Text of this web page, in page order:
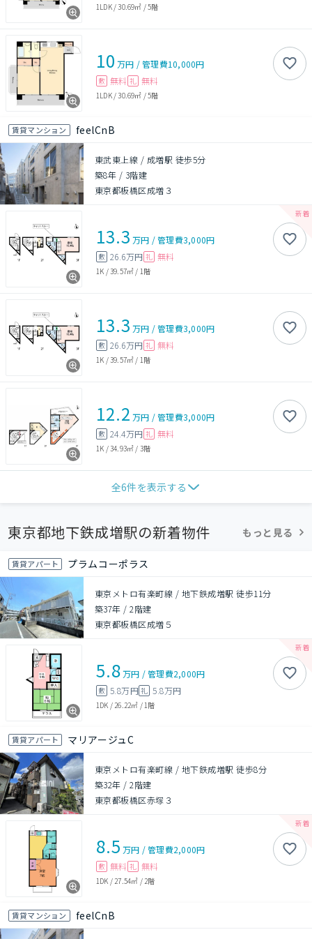
1LDK/30.69㎡ /5階
10 万円 /管理費10,000円
敷 無料 礼 無料
1LDK/30.69㎡ /5階
賃貸マンション feelCnB
東武東上線 / 成増駅 徒歩5分
築8年 / 3階建
東京都板橋区成増３
13.3 万円 /管理費3,000円
敷 26.6万円 礼 無料
1K /39.57㎡ / 1階
13.3 万円 /管理費3,000円
敷 26.6万円 礼 無料
1K /39.57㎡ / 1階
12.2 万円 /管理費3,000円
敷 24.4万円 礼 無料
1K /34.93㎡ / 3階
全6件を表示する
東京都地下鉄成増駅の新着物件 もっと見る
賃貸アパート プラムコーポラス
東京メトロ有楽町線 / 地下鉄成増駅 徒歩11分
築37年 /2階建
東京都板橋区成増５
5.8万円 /管理費2,000円
敷 5.8万円礼 5.8万円
1DK / 26.22㎡ / 1階
賃貸アパート マリアージュC
東京メトロ有楽町線 / 地下鉄成増駅 徒歩8分
築32年 /2階建
東京都板橋区赤塚３
8.5 万円 /管理費2,000円
敷 無料 礼 無料
1DK / 27.54㎡ / 2階
賃貸マンション feelCnB